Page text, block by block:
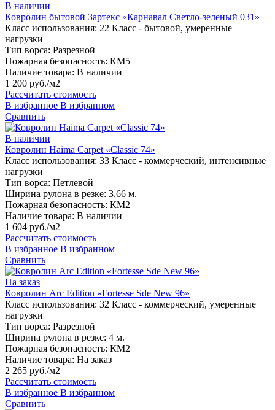
В наличии
Ковролин бытовой Зартекс «Карнавал Светло-зеленый 031»
Класс использования: 22 Класс - бытовой, умеренные
нагрузки
Тип ворса: Разрезной
Пожарная безопасность: КМ5
Наличие товара: В наличии
1 200 руб./м2
Рассчитать стоимость
В избранное В избранном
Сравнить
В наличии
Ковролин Haima Carpet «Classic 74»
Класс использования: 33 Класс - коммерческий, интенсивные
нагрузки
Тип ворса: Петлевой
Ширина рулона в резке: 3,66 м.
Пожарная безопасность: КМ2
Наличие товара: В наличии
1 604 руб./м2
Рассчитать стоимость
В избранное В избранном
Сравнить
На заказ
Ковролин Arc Edition «Fortesse Sde New 96»
Класс использования: 32 Класс - коммерческий, умеренные
нагрузки
Тип ворса: Разрезной
Ширина рулона в резке: 4 м.
Пожарная безопасность: КМ2
Наличие товара: На заказ
2 265 руб./м2
Рассчитать стоимость
В избранное В избранном
Сравнить